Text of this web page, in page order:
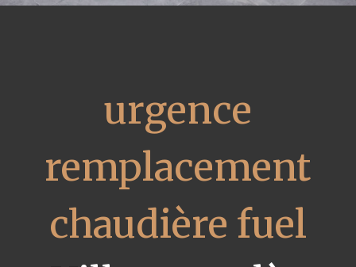
urgence
remplacement
chaudière fuel